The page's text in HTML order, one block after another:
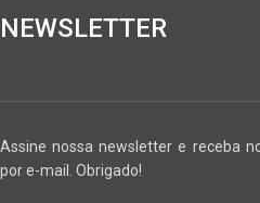
NEWSLETTER
Assine nossa newsletter e receba
por e-mail. Obrigado!